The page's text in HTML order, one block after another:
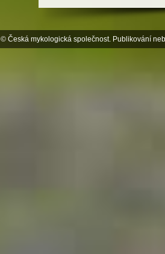
© Česká mykologická společnost. Publikování